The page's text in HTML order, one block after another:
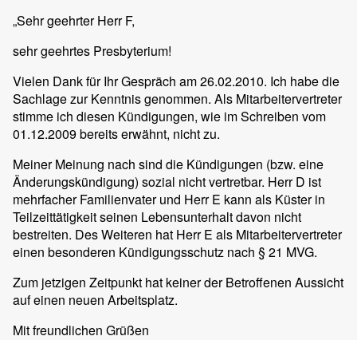
„Sehr geehrter Herr F,
sehr geehrtes Presbyterium!
Vielen Dank für Ihr Gespräch am 26.02.2010. Ich habe die
Sachlage zur Kenntnis genommen. Als Mitarbeitervertreter
stimme ich diesen Kündigungen, wie im Schreiben vom
01.12.2009 bereits erwähnt, nicht zu.
Meiner Meinung nach sind die Kündigungen (bzw. eine
Änderungskündigung) sozial nicht vertretbar. Herr D ist
mehrfacher Familienvater und Herr E kann als Küster in
Teilzeittätigkeit seinen Lebensunterhalt davon nicht
bestreiten. Des Weiteren hat Herr E als Mitarbeitervertreter
einen besonderen Kündigungsschutz nach § 21 MVG.
Zum jetzigen Zeitpunkt hat keiner der Betroffenen Aussicht
auf einen neuen Arbeitsplatz.
Mit freundlichen Grüßen